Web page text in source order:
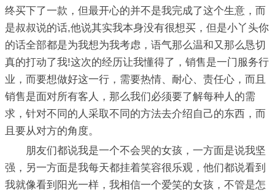
终买下了一款，但最开心的并不是我完成了这个生意，而
是叔叔说的话,他说其实我本身没有很想买，但是小丫头你
的话全部都是为我想为我考虑，语气那么温和又那么恳切
真的打动了我!这次的经历让我懂得了，销售是一门服务行
业，而要想做好这一行，需要热情、耐心、责任心，而且
销售是面对所有客人，那么我们必须要了解每种人的需
求，针对不同的人采取不同的方法去介绍自己的东西，而
且要从对方的角度。
朋友们都说我是一个不会哭的女孩，一方面是说我坚
强，另一方面是我每天都挂着笑容很乐观，他们都说看到
我就像看到阳光一样，我相信一个爱笑的女孩，不管是怎